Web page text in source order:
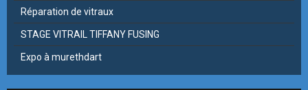
Réparation de vitraux
STAGE VITRAIL TIFFANY FUSING
Expo à murethdart